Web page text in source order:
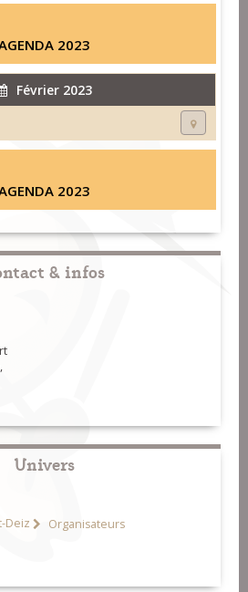
2023
Février 2023
2023
& infos
Univers
Deiz Organisateurs